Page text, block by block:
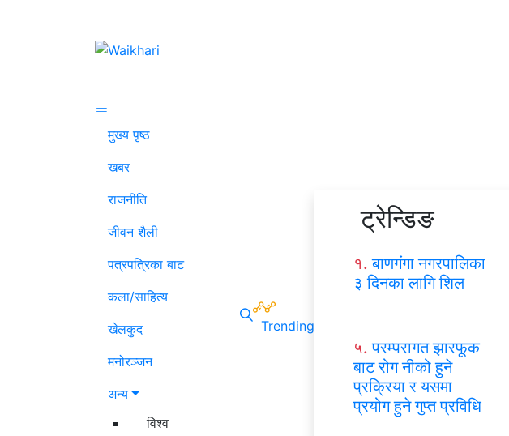
मुख्य पृष्ठ
खबर
राजनीति
जीवन शैली
पत्रपत्रिका बाट
कला/साहित्य
खेलकुद
मनोरञ्जन
अन्य
विश्व
Trending
ट्रेन्डिङ
१. बाणगंगा नगरपालिका
३ दिनका लागि शिल
५. परम्परागत झारफूक
बाट रोग नीको हुने
प्रक्रिया र यसमा
प्रयोग हुने गुप्त प्रविधि